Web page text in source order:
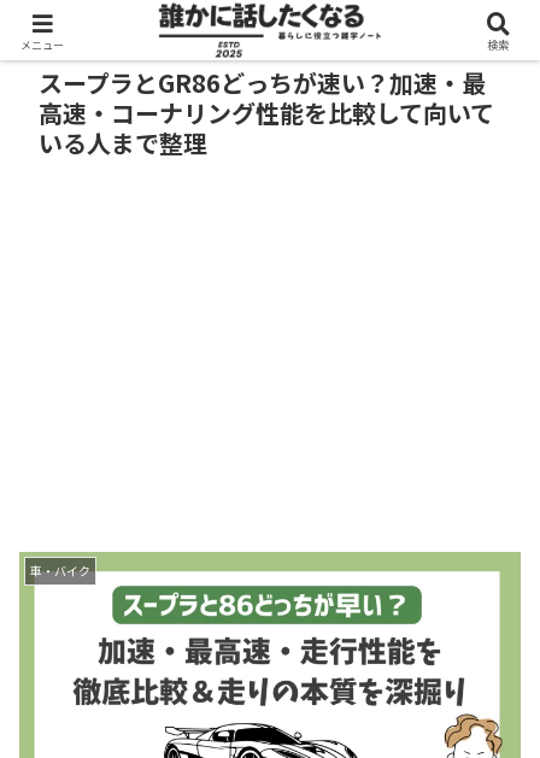
スープラとGR86どっちが速い？加速・最
高速・コーナリング性能を比較して向いて
いる人まで整理
車・バイク
メニュー 検索